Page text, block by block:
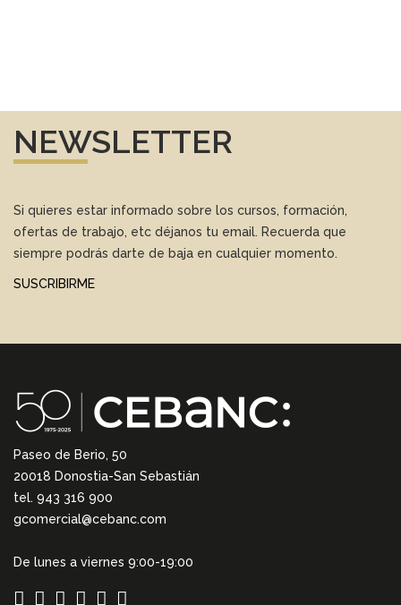
NEWSLETTER
Si quieres estar informado sobre los cursos, formación,
ofertas de trabajo, etc déjanos tu email. Recuerda que
siempre podrás darte de baja en cualquier momento.
SUSCRIBIRME
Paseo de Berio, 50
20018 Donostia-San Sebastián
tel. 943 316 900
gcomercial@cebanc.com
De lunes a viernes 9:00-19:00